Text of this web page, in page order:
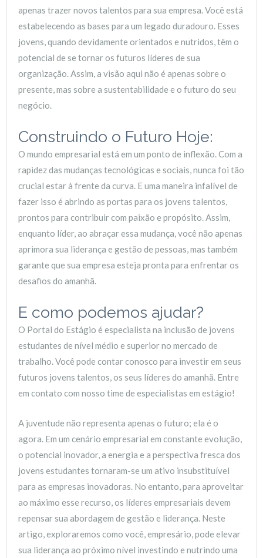
apenas trazer novos talentos para sua empresa. Você está
estabelecendo as bases para um legado duradouro. Esses
jovens, quando devidamente orientados e nutridos, têm o
potencial de se tornar os futuros líderes de sua
organização. Assim, a visão aqui não é apenas sobre o
presente, mas sobre a sustentabilidade e o futuro do seu
negócio.
Construindo o Futuro Hoje:
O mundo empresarial está em um ponto de inflexão. Com a
rapidez das mudanças tecnológicas e sociais, nunca foi tão
crucial estar à frente da curva. E uma maneira infalível de
fazer isso é abrindo as portas para os jovens talentos,
prontos para contribuir com paixão e propósito. Assim,
enquanto líder, ao abraçar essa mudança, você não apenas
aprimora sua liderança e gestão de pessoas, mas também
garante que sua empresa esteja pronta para enfrentar os
desafios do amanhã.
E como podemos ajudar?
O Portal do Estágio é especialista na inclusão de jovens
estudantes de nível médio e superior no mercado de
trabalho. Você pode contar conosco para investir em seus
futuros jovens talentos, os seus líderes do amanhã. Entre
em contato com nosso time de especialistas em estágio!
A juventude não representa apenas o futuro; ela é o
agora. Em um cenário empresarial em constante evolução,
o potencial inovador, a energia e a perspectiva fresca dos
jovens estudantes tornaram-se um ativo insubstituível
para as empresas inovadoras. No entanto, para aproveitar
ao máximo esse recurso, os líderes empresariais devem
repensar sua abordagem de gestão e liderança. Neste
artigo, exploraremos como você, empresário, pode elevar
sua liderança ao próximo nível investindo e nutrindo uma